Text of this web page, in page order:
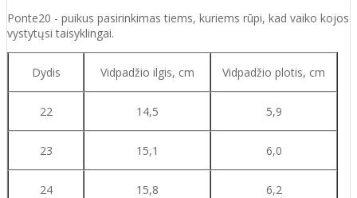
Ponte20 - puikus pasirinkimas tiems, kuriems rūpi, kad vaiko kojos
vystytųsi taisyklingai.
Dydis Vidpadžio ilgis, cm Vidpadžio plotis, cm
22 14,5 5,9
23 15,1 6,0
24 15,8 6,2